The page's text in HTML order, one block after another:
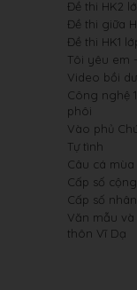
Đề thi HK2
Đề thi giữa
Đề thi HK1
Tôi yêu em
Video bồi
Công nghệ
phôi
Vào phủ
Tự tình
Câu cá mùa
Cấp số cộng
Cấp số nhân
Văn mẫu
thôn Vĩ Dạ